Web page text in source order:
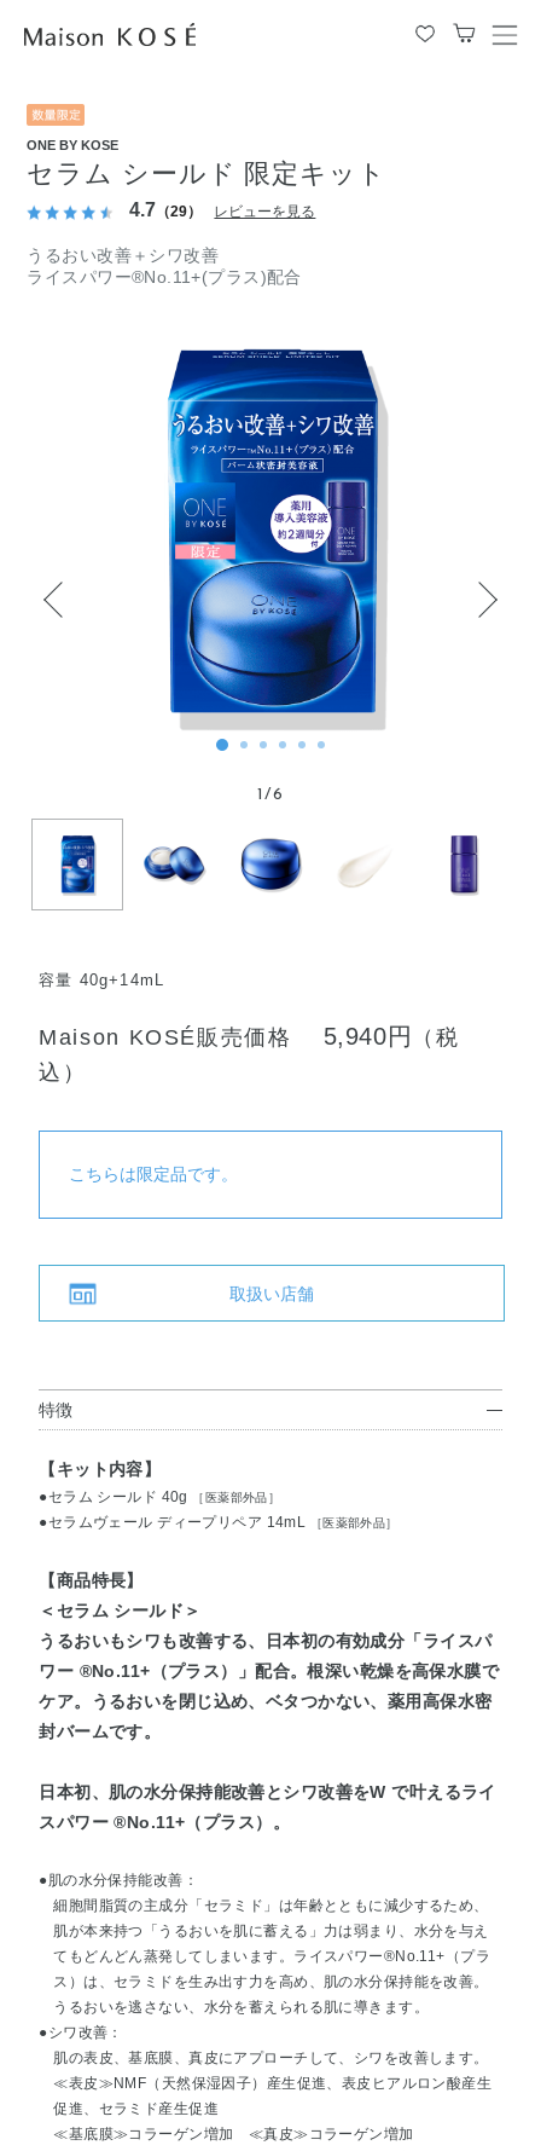
メ
ONE BY KOSE
セラム シールド 限定キット
4.7 （29） レビューを見る
うるおい改善＋シワ改善
ライスパワー®No.11+(プラス)配合
1/6
容量 40g+14mL
Maison KOSÉ販売価格 5,940円
（税
込）
こちらは限定品です。
取扱い店舗
特徴
【キット内容】
●セラム シールド 40g ［医薬部外品］
●セラムヴェール ディープリペア 14mL ［医薬部外品］
【商品特長】
＜セラム シールド＞
うるおいもシワも改善する、日本初の有効成分「ライスパ
ワー ®No.11+（プラス）」配合。根深い乾燥を高保水膜で
ケア。うるおいを閉じ込め、ベタつかない、薬用高保水密
封バームです。
日本初、肌の水分保持能改善とシワ改善をW で叶えるライ
スパワー ®No.11+（プラス）。
●肌の水分保持能改善：
細胞間脂質の主成分「セラミド」は年齢とともに減少するため、
肌が本来持つ「うるおいを肌に蓄える」力は弱まり、水分を与え
てもどんどん蒸発してしまいます。ライスパワー®No.11+（プラ
ス）は、セラミドを生み出す力を高め、肌の水分保持能を改善。
うるおいを逃さない、水分を蓄えられる肌に導きます。
●シワ改善：
肌の表皮、基底膜、真皮にアプローチして、シワを改善します。
≪表皮≫NMF（天然保湿因子）産生促進、表皮ヒアルロン酸産生
促進、セラミド産生促進
≪基底膜≫コラーゲン増加 ≪真皮≫コラーゲン増加